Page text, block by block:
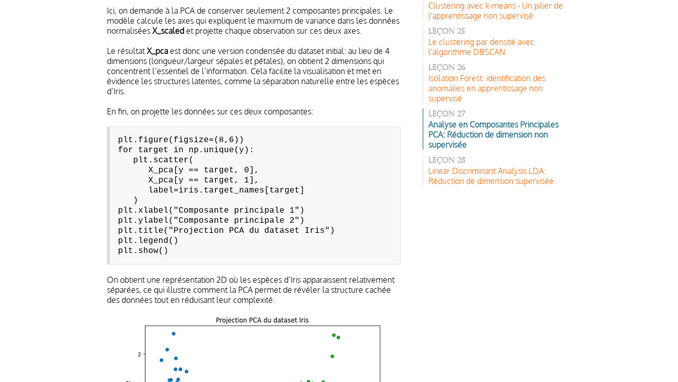
Ici, on demande à la PCA de conserver seulement 2 composantes principales. Le
modèle calcule les axes qui expliquent le maximum de variance dans les données
normalisées X_scaled et projette chaque observation sur ces deux axes.
Le résultat X_pcaest donc une version condensée du dataset initial: au lieu de 4
dimensions (longueur/largeur sépales et pétales), on obtient 2 dimensions qui
concentrent l’essentiel de l’information. Cela facilite la visualisation et met en
évidence les structures latentes, comme la séparation naturelle entre les espèces
d’Iris.
En fin, on projette les données sur ces deux composantes:
plt.figure(figsize=(8,6))
for target in np.unique(y):
plt.scatter(
X_pca[y == target, 0],
X_pca[y == target, 1],
label=iris.target_names[target]
)
plt.xlabel("Composante principale 1")
plt.ylabel("Composante principale 2")
plt.title("Projection PCA du dataset Iris")
plt.legend()
plt.show()
On obtient une représentation 2D où les espèces d’Iris apparaissent relativement
séparées, ce qui illustre comment la PCA permet de révéler la structure cachée
des données tout en réduisant leur complexité.
Clustering avec k-means - Un pilier de
l'apprentissage non supervisé
Leçon 25
Le clustering par densité avec
l'algorithme DBSCAN
Leçon 26
Isolation Forest: identification des
anomalies en apprentissage non
supervisé
Leçon 27
Analyse en Composantes Principales
PCA: Réduction de dimension non
supervisée
Leçon 28
Linear Discriminant Analysis LDA:
Réduction de dimension supervisée